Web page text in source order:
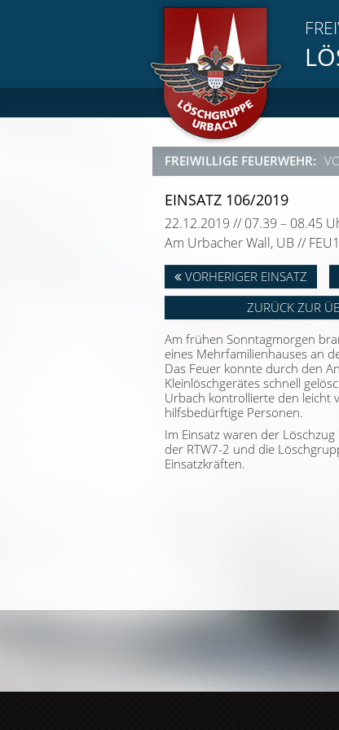
FREIWILLIGE FEUERWEHR:
EINSATZ 106/2019
22.12.2019 // 07.39 – 08.45
Am Urbacher Wall, UB // FEU1
VORHERIGER EINSATZ
ZURÜCK ZUR
Am frühen Sonntagmorgen
eines Mehrfamilienhauses an
Das Feuer konnte durch den
Kleinlöschgerätes schnell
Urbach kontrollierte den leicht
hilfsbedürftige Personen.
Im Einsatz waren der Löschzug
der RTW7-2 und die
Einsatzkräften.